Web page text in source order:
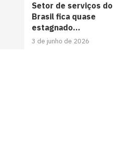
Setor de serviços do
Brasil fica quase
estagnado...
3 de junho de 2026